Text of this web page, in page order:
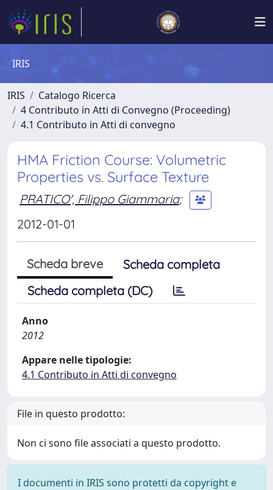
IRIS
IRIS
Catalogo Ricerca
4 Contributo in Atti di Convegno (Proceeding)
4.1 Contributo in Atti di convegno
HMA Friction Course: Volumetric
Properties vs. Surface Texture
PRATICO', Filippo Giammaria;
2012-01-01
Scheda breve
Scheda completa
Scheda completa (DC)
Anno
2012
Appare nelle tipologie:
4.1 Contributo in Atti di convegno
File in questo prodotto:
Non ci sono file associati a questo prodotto.
I documenti in IRIS sono protetti da copyright e